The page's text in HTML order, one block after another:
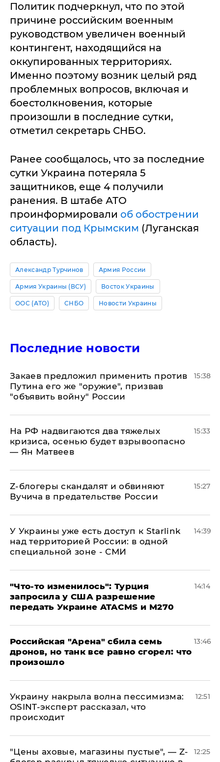
Политик подчеркнул, что по этой
причине российским военным
руководством увеличен военный
контингент, находящийся на
оккупированных территориях.
Именно поэтому возник целый ряд
проблемных вопросов, включая и
боестолкновения, которые
произошли в последние сутки,
отметил секретарь СНБО.
Ранее сообщалось, что за последние
сутки Украина потеряла 5
защитников, еще 4 получили
ранения. В штабе АТО
проинформировали об обострении
ситуации под Крымским (Луганская
область).
Александр Турчинов Армия России
Армия Украины (ВСУ) Восток Украины
ООС (АТО) СНБО Новости Украины
Последние новости
Закаев предложил применить против
Путина его же "оружие", призвав
"объявить войну" России
15:38
На РФ надвигаются два тяжелых
кризиса, осенью будет взрывоопасно
— Ян Матвеев
15:33
Z-блогеры скандалят и обвиняют
Вучича в предательстве России
15:27
У Украины уже есть доступ к Starlink
над территорией России: в одной
специальной зоне - СМИ
14:39
​"Что-то изменилось": Турция
запросила у США разрешение
передать Украине ATACMS и M270
14:14
​Российская "Арена" сбила семь
дронов, но танк все равно сгорел: что
произошло
13:46
​Украину накрыла волна пессимизма:
OSINT-эксперт рассказал, что
происходит
12:51
​"Цены аховые, магазины пустые", — Z-
12:25